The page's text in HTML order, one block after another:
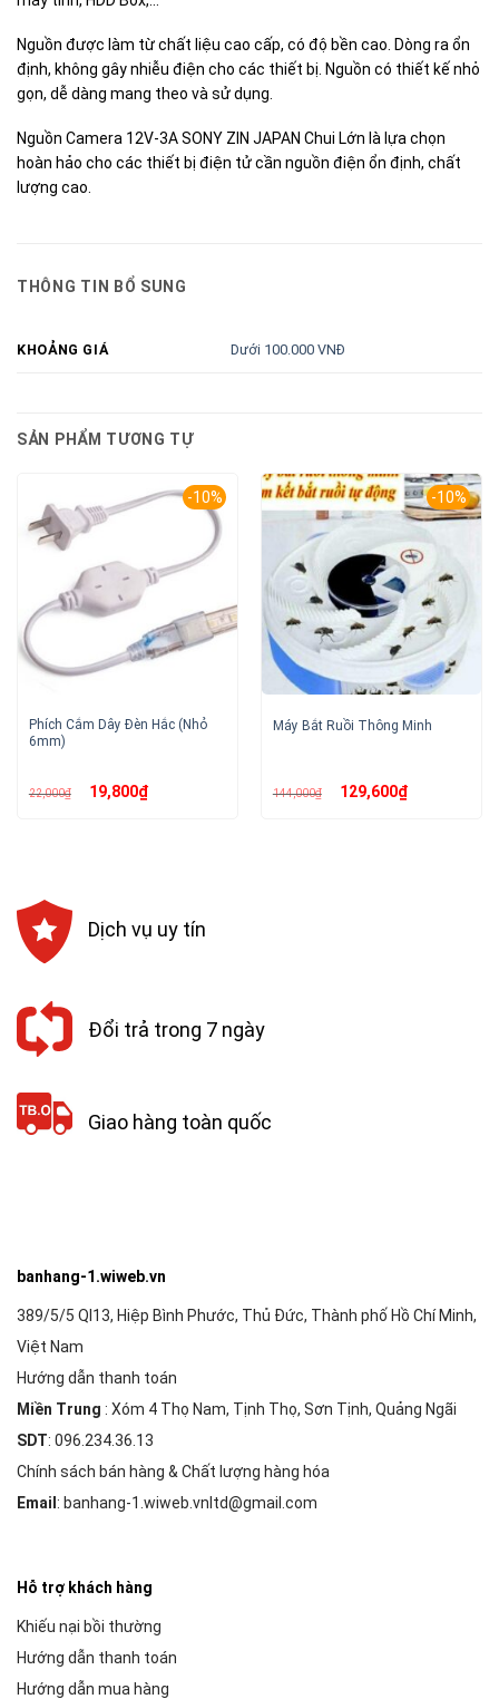
Nguồn được làm từ chất liệu cao cấp, có độ bền cao. Dòng ra ổn
định, không gây nhiễu điện cho các thiết bị. Nguồn có thiết kế nhỏ
gọn, dễ dàng mang theo và sử dụng.
Nguồn Camera 12V-3A SONY ZIN JAPAN Chui Lớn là lựa chọn
hoàn hảo cho các thiết bị điện tử cần nguồn điện ổn định, chất
lượng cao.
THÔNG TIN BỔ SUNG
KHOẢNG GIÁ Dưới 100.000 VNĐ
SẢN PHẨM TƯƠNG TỰ
-10%
Phích Cắm Dây Đèn Hắc (Nhỏ
6mm)
22,000₫ Giá
gốc19,800₫Giá
-10%
Máy Bắt Ruồi Thông Minh
144,000₫ Giá
gốc129,600₫Giá
Dịch vụ uy tín
Đổi trả trong 7 ngày
Giao hàng toàn quốc
banhang-1.wiweb.vn
389/5/5 Ql13, Hiệp Bình Phước, Thủ Đức, Thành phố Hồ Chí Minh,
Việt Nam
Hướng dẫn thanh toán
Miền Trung : Xóm 4 Thọ Nam, Tịnh Thọ, Sơn Tịnh, Quảng Ngãi
SDT: 096.234.36.13
Chính sách bán hàng & Chất lượng hàng hóa
Email : banhang-1.wiweb.vnltd@gmail.com
Hỗ trợ khách hàng
Khiếu nại bồi thường
Hướng dẫn thanh toán
Hướng dẫn mua hàng